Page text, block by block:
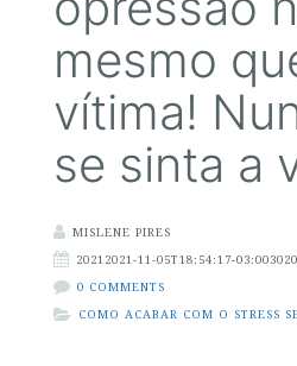
mesmo
vítima!
se sinta a
MISLENE PIRES
20212021-11-05T18:54:17-
0 COMMENTS
COMO ACABAR COM O STRESS